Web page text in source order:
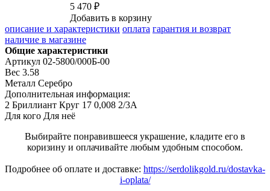
5 470 ₽
Добавить в корзину
описание и характеристики оплата гарантия и возврат
наличие в магазине
Общие характеристики
Артикул 02-5800/000Б-00
Вес 3.58
Металл Серебро
Дополнительная информация:
2 Бриллиант Круг 17 0,008 2/3А
Для кого Для неё
Выбирайте понравившееся украшение, кладите его в
коризину и оплачивайте любым удобным способом.
Подробнее об оплате и доставке: https://serdolikgold.ru/dostavka-
i-oplata/